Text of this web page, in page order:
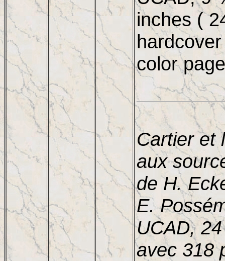
inches (
color
Cartier et
aux
de H.
E.
UCAD,
avec 318